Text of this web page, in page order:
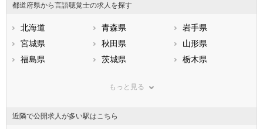
都道府県から言語聴覚士の求人を探す
北海道 青森県
岩手県
宮城県
秋田県
山形県
福島県
茨城県
栃木県
神奈川県
石川県
福井県
もっと見る
近隣で公開求人が多い駅はこちら